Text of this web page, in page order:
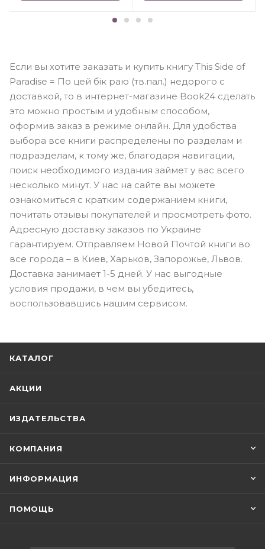
Если вы хотите заказать и купить книгу This Side of
Paradise = По цей бік раю (тв.пал.) недорого с
доставкой, то в интернет-магазине Book24 сделать
это можно простым и удобным способом,
оформив заказ в режиме онлайн. Для удобства
выбора все книги распределены по разделам и
подразделам, к тому же, благодаря навигации,
поиск необходимого издания займет у вас всего
несколько минут. У нас на сайте вы можете
ознакомиться с кратким содержанием книги,
почитать отзывы покупателей и просмотреть фото.
Адресную доставку заказов по Украине
гарантируем. Отправляем Новой Почтой книги во
все города – в Киев, Харьков, Запорожье, Львов.
Доставка занимает 1-5 дней. У нас выгодные
условия продажи, в чем вы убедитесь,
воспользовавшись нашим сервисом.
КАТАЛОГ
АКЦИИ
ИЗДАТЕЛЬСТВА
КОМПАНИЯ
ИНФОРМАЦИЯ
ПОМОЩЬ